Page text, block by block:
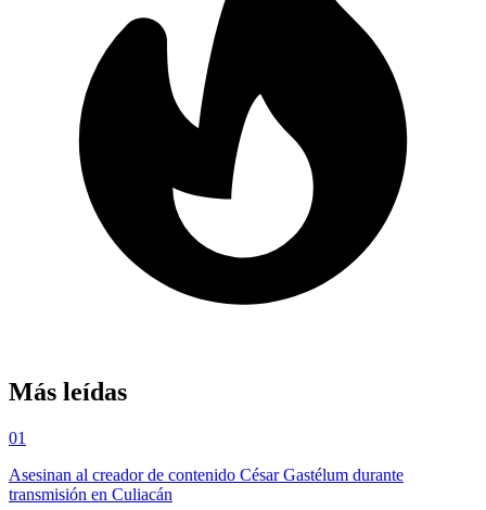
Más leídas
01
Asesinan al creador de contenido César Gastélum durante
transmisión en Culiacán